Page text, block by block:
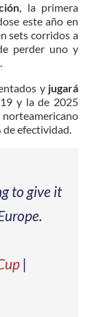
, la primera
este año en
sets corridos a
perder uno y
yjugará
y la de 2025
de efectividad.
to give it
|